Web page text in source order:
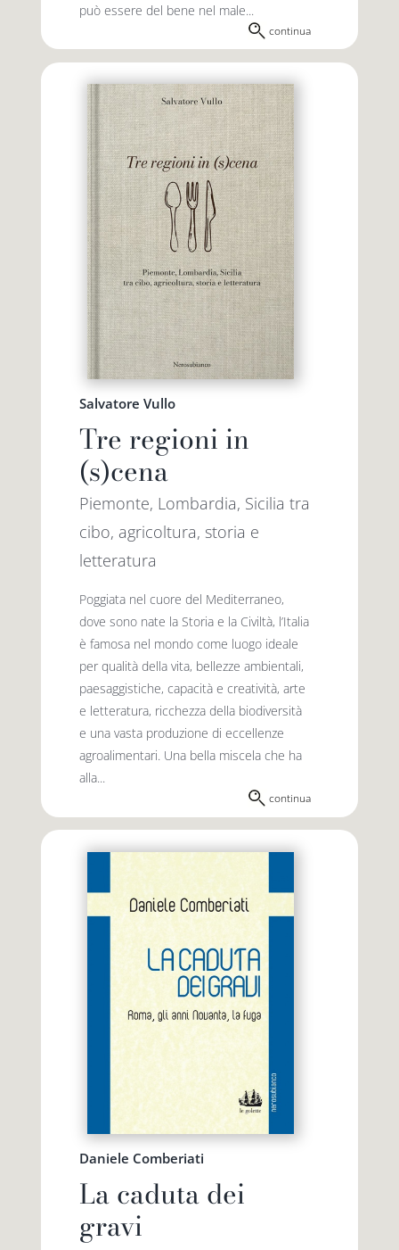
può essere del bene nel male...
continua
Salvatore Vullo
Tre regioni in
(s)cena
Piemonte, Lombardia, Sicilia tra
cibo, agricoltura, storia e
letteratura
Poggiata nel cuore del Mediterraneo,
dove sono nate la Storia e la Civiltà, l’Italia
è famosa nel mondo come luogo ideale
per qualità della vita, bellezze ambientali,
paesaggistiche, capacità e creatività, arte
e letteratura, ricchezza della biodiversità
e una vasta produzione di eccellenze
agroalimentari. Una bella miscela che ha
alla...
continua
Daniele Comberiati
La caduta dei
gravi